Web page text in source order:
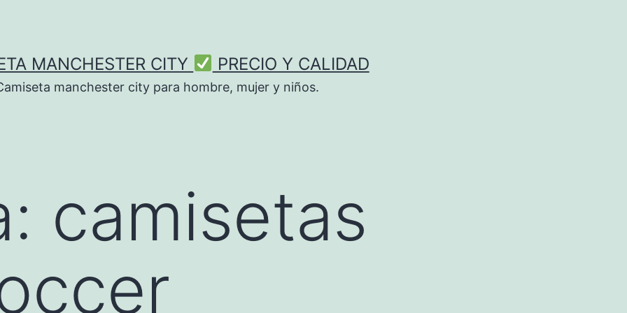
MANCHESTER CITY PRECIO Y CALIDAD
manchester city para hombre, mujer y niños.
camisetas